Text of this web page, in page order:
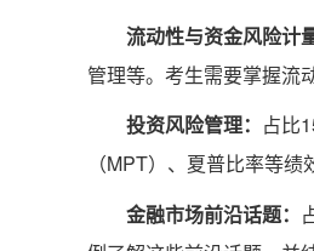
流动性与资金风险计
管理等。考生需要掌握流
‌投资风险管理‌： 占比
（MPT）、夏普比率等
‌金融市场前沿话题‌：